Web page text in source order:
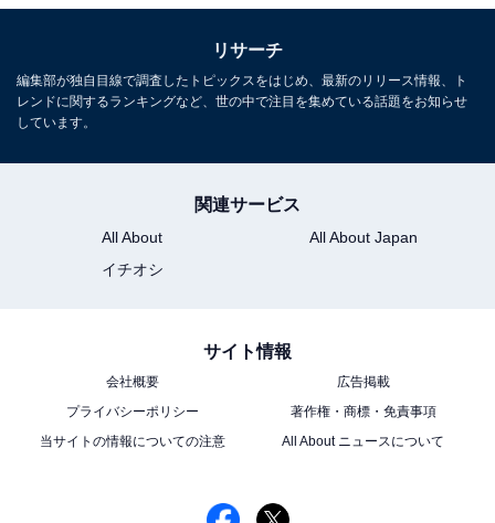
リサーチ
編集部が独自目線で調査したトピックスをはじめ、最新のリリース情報、ト
レンドに関するランキングなど、世の中で注目を集めている話題をお知らせ
しています。
関連サービス
All About
All About Japan
イチオシ
サイト情報
会社概要
広告掲載
プライバシーポリシー
著作権・商標・免責事項
当サイトの情報についての注意
All About ニュースについて